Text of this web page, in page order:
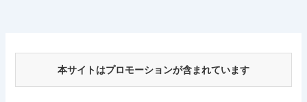
本サイトはプロモーションが含まれています